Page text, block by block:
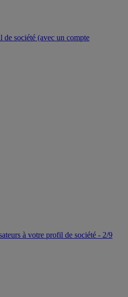
de société (avec un compte
à votre profil de société - 2/9